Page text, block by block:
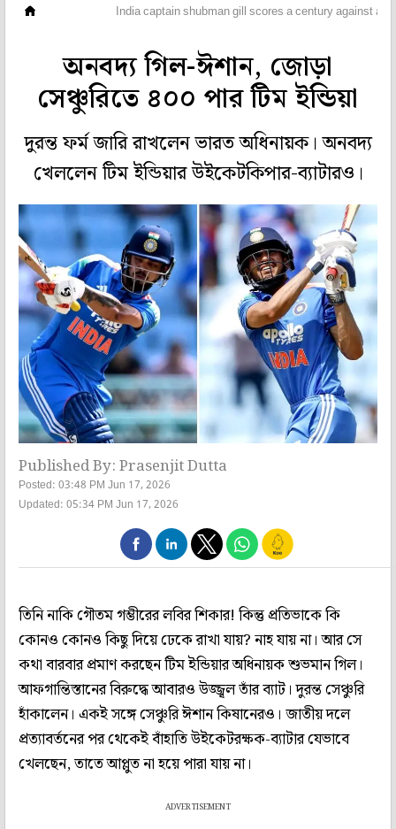
India captain shubman gill scores a century against
অনবদ্য গিল-ঈশান, জোড়া
সেঞ্চুরিতে ৪০০ পার টিম ইন্ডিয়া
দুরন্ত ফর্ম জারি রাখলেন ভারত অধিনায়ক। অনবদ্য
খেললেন টিম ইন্ডিয়ার উইকেটকিপার-ব্যাটারও।
Published By: Prasenjit Dutta
Posted: 03:48 PM Jun 17, 2026
Updated: 05:34 PM Jun 17, 2026
তিনি নাকি গৌতম গম্ভীরের লবির শিকার! কিন্তু প্রতিভাকে কি
কোনও কোনও কিছু দিয়ে ঢেকে রাখা যায়? নাহ যায় না। আর সে
কথা বারবার প্রমাণ করছেন টিম ইন্ডিয়ার অধিনায়ক শুভমান গিল।
আফগান্তিস্তানের বিরুদ্ধে আবারও উজ্জ্বল তাঁর ব্যাট। দুরন্ত সেঞ্চুরি
হাঁকালেন। একই সঙ্গে সেঞ্চুরি ঈশান কিষানেরও। জাতীয় দলে
প্রত্যাবর্তনের পর থেকেই বাঁহাতি উইকেটরক্ষক-ব্যাটার যেভাবে
খেলছেন, তাতে আপ্লুত না হয়ে পারা যায় না।
ADVERTISEMENT